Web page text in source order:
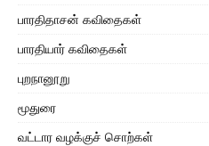
பாரதிதாசன் கவிதைகள்
பாரதியார் கவிதைகள்
புறநானூறு
மூதுரை
வட்டார வழக்குச் சொற்கள்